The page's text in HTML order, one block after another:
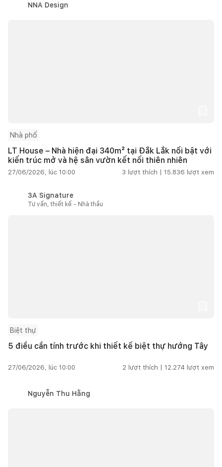
NNA Design
Nhà phố
LT House – Nhà hiện đại 340m² tại Đắk Lắk nổi bật với
kiến trúc mở và hệ sân vườn kết nối thiên nhiên
27/06/2026, lúc 10:00 3 lượt thích | 15.836 lượt xem
3A Signature
Tư vấn, thiết kế - Nhà thầu
Biệt thự
5 điều cần tính trước khi thiết kế biệt thự hướng Tây
27/06/2026, lúc 10:00 2 lượt thích | 12.274 lượt xem
Nguyễn Thu Hằng